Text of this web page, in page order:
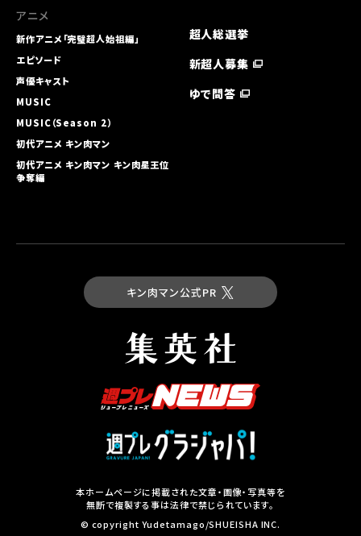
キン肉マン 第93巻
集英社の本
アニメ
新作アニメ「完璧超人始祖編」
エピソード
声優キャスト
MUSIC
MUSIC（Season 2）
初代アニメ キン⾁マン
初代アニメ キン⾁マン キン⾁星王位
争奪編
超人総選挙
新超人募集
ゆで問答
キン肉マン公式PR
本ホームページに掲載された文章・画像・写真等を
無断で複製する事は法律で禁じられています。
© copyright Yudetamago/SHUEISHA INC.